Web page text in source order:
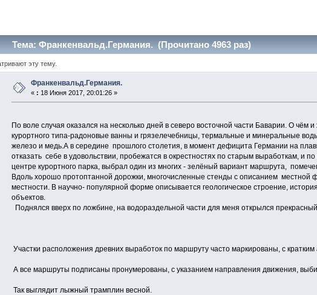
Тема: Франкенвальд.Германия. (Прочитано 4963 раз)
эту тему.
Франкенвальд.Германия.
« : 18 Июня 2017, 20:01:26 »
По воле случая оказался на несколько дней в северо восточной части Баварии. О
курортного типа-радоновые ванны и грязелечебницы, термальные и минеральные
железо и медь.А в середине прошлого столетия, в момент дефицита Германии на
отказать себе в удовольствии, пробежатся в окрестностях по старым выработкам, и
центре курортного парка, выбрал один из многих - зелёный вариант маршрута,
Вдоль хорошо протоптанной дорожки, многочисленные стенды с описанием местной
местности. В научно- популярной форме описывается геологическое строение,
объектов.
Поднялся вверх по ложбине, на водораздельной части для меня открылся
Участки расположения древних выработок по маршруту часто маркированы, с
А все маршруты подписаны пронумерованы, с указанием направления движения,
Так выглядит лыжный трамплин весной.